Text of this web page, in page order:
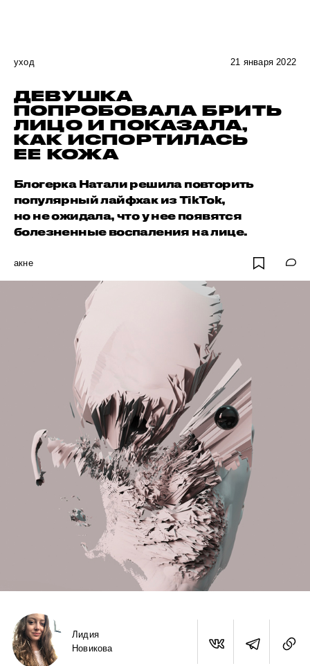
уход 21 января 2022
ДЕВУШКА
ПОПРОБОВАЛА БРИТЬ
ЛИЦО И ПОКАЗАЛА,
КАК ИСПОРТИЛАСЬ
ЕЕ КОЖА
Блогерка Натали решила повторить
популярный лайфхак из TikTok,
но не ожидала, что у нее появятся
болезненные воспаления на лице.
акне
Лидия
Новикова